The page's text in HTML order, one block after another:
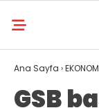
Ana Sayfa ›
GSB